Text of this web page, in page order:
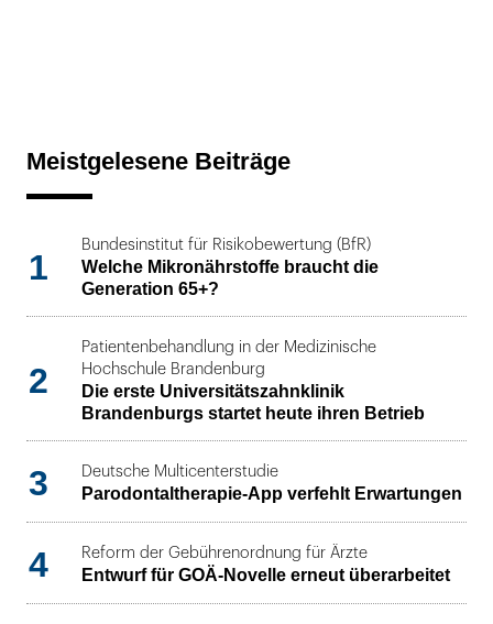
Meistgelesene Beiträge
1
Bundesinstitut für Risikobewertung (BfR)
Welche Mikronährstoffe braucht die
Generation 65+?
2
Patientenbehandlung in der Medizinische
Hochschule Brandenburg
Die erste Universitätszahnklinik
Brandenburgs startet heute ihren Betrieb
3 Deutsche Multicenterstudie
Parodontaltherapie-App verfehlt Erwartungen
4 Reform der Gebührenordnung für Ärzte
Entwurf für GOÄ-Novelle erneut überarbeitet